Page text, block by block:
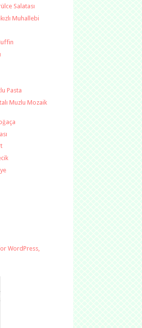
Salatası
Muhallebi
Pasta
Muzlu Mozaik